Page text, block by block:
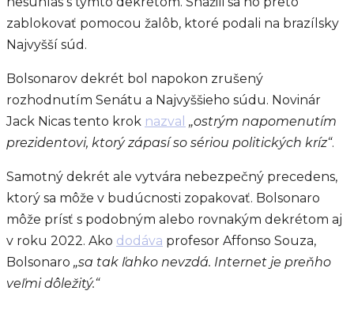
zablokovať pomocou žalôb, ktoré podali na brazílsky
Najvyšší súd.
Bolsonarov dekrét bol napokon zrušený
rozhodnutím Senátu a Najvyššieho súdu. Novinár
Jack Nicas tento krok nazval „ostrým napomenutím
prezidentovi, ktorý zápasí so sériou politických kríz“.
Samotný dekrét ale vytvára nebezpečný precedens,
ktorý sa môže v budúcnosti zopakovať. Bolsonaro
môže prísť s podobným alebo rovnakým dekrétom aj
v roku 2022. Ako dodáva profesor Affonso Souza,
Bolsonaro „sa tak ľahko nevzdá. Internet je preňho
veľmi dôležitý.“